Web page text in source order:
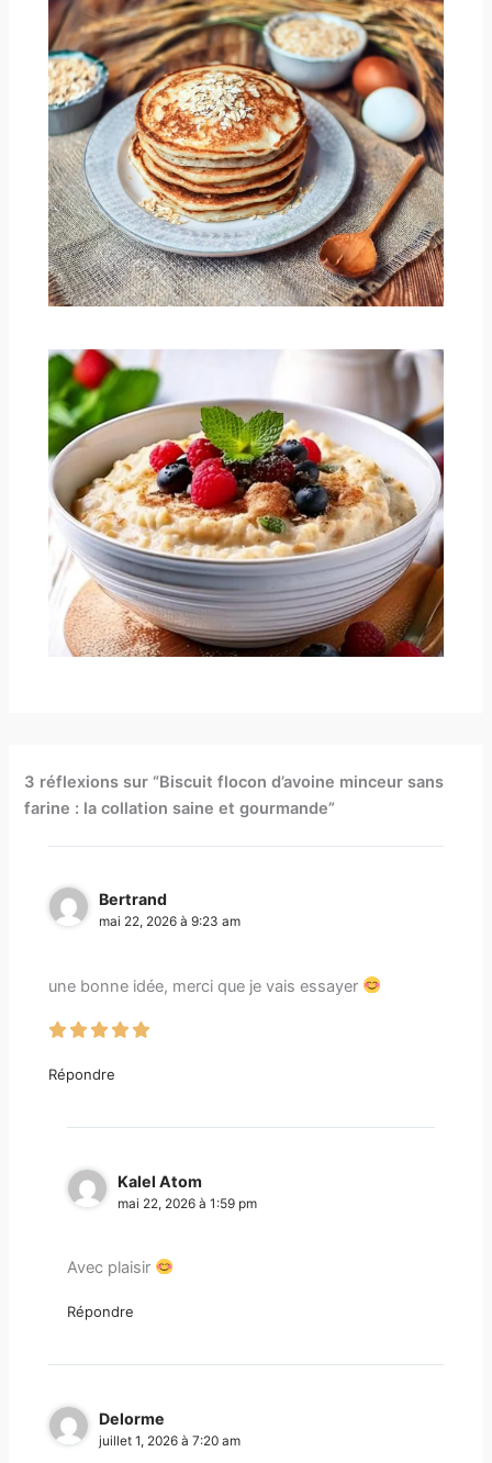
3 réflexions sur “Biscuit flocon d’avoine minceur sans
farine : la collation saine et gourmande”
Bertrand
mai 22, 2026 à 9:23 am
une bonne idée, merci que je vais essayer
Répondre
Kalel Atom
mai 22, 2026 à 1:59 pm
Avec plaisir
Répondre
Delorme
juillet 1, 2026 à 7:20 am